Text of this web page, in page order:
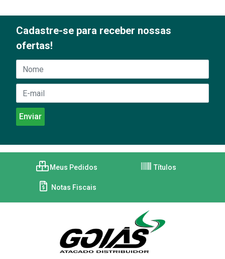
Cadastre-se para receber nossas
ofertas!
Meus Pedidos Títulos
Notas Fiscais